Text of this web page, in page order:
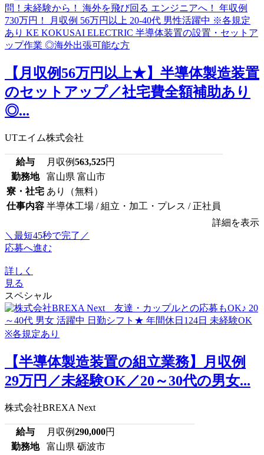
【月収例56万円以上★】半導体製造装置
のセットアップ／社宅費全額補助あり
◎...
UTエイム株式会社
給与 月収例563,525円
勤務地
富山県 富山市
寮・社宅 あり（無料）
仕事内容 半導体工場 / 組立・加工・プレス / 正社員
詳細を表示
＼最短45秒で完了／
応募へ進む
詳しく
見る
スペシャル
【半導体製造装置の組立業務】月収例
29万円／未経験OK／20～30代の男女...
株式会社BREXA Next
給与 月収例290,000円
勤務地
富山県 砺波市